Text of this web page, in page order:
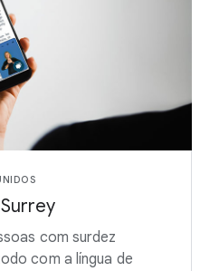
com surdez
com a língua de